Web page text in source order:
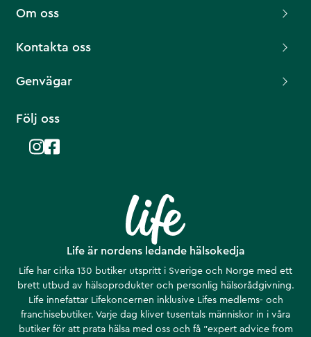
Life är nordens ledande hälsokedja
Life har cirka 130 butiker utspritt i Sverige och Norge med ett
brett utbud av hälsoprodukter och personlig hälsorådgivning.
Life innefattar Lifekoncernen inklusive Lifes medlems- och
franchisebutiker. Varje dag kliver tusentals människor in i våra
butiker för att prata hälsa med oss och få ”expert advice from
Om oss
Kontakta oss
Genvägar
Följ oss